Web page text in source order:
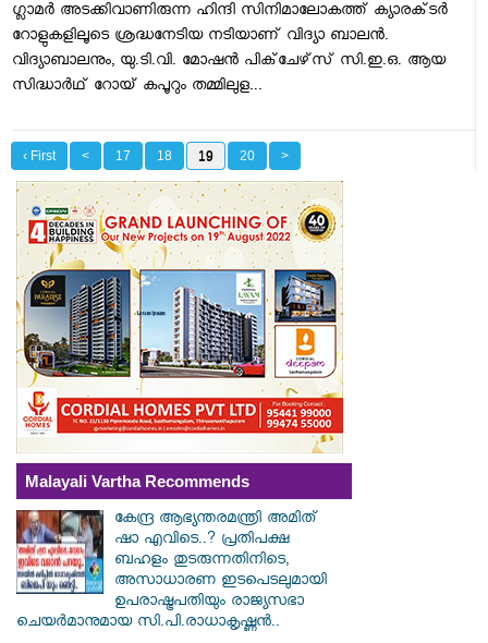
ഗ്ലാമര്‍ അടക്കിവാണിരുന്ന ഹിന്ദി സിനിമാലോകത്ത്‌ ക്യാരക്‌ടര്‍
റോളുകളിലൂടെ ശ്രദ്ധനേടിയ നടിയാണ്‌ വിദ്യാ ബാലന്‍.
വിദ്യാബാലനും, യു.ടി.വി. മോഷന്‍ പിക്‌ചേഴ്‌സ്‌ സി.ഇ.ഒ. ആയ
സിദ്ധാര്‍ഥ്‌ റോയ്‌ കപൂറും തമ്മിലുള...
‹ First < 17 18 19 20 >
Malayali Vartha Recommends
കേന്ദ്ര ആഭ്യന്തരമന്ത്രി അമിത്
ഷാ എവിടെ..? പ്രതിപക്ഷ
ബഹളം തുടരുന്നതിനിടെ,
അസാധാരണ ഇടപെടലുമായി
ഉപരാഷ്ട്രപതിയും രാജ്യസഭാ
ചെയർമാനുമായ സി.പി.രാധാകൃഷ്ണൻ..